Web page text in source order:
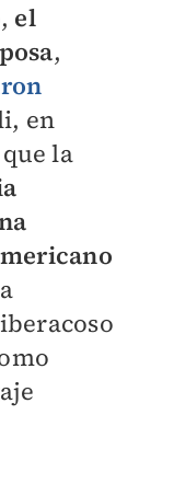
el
,
en
la